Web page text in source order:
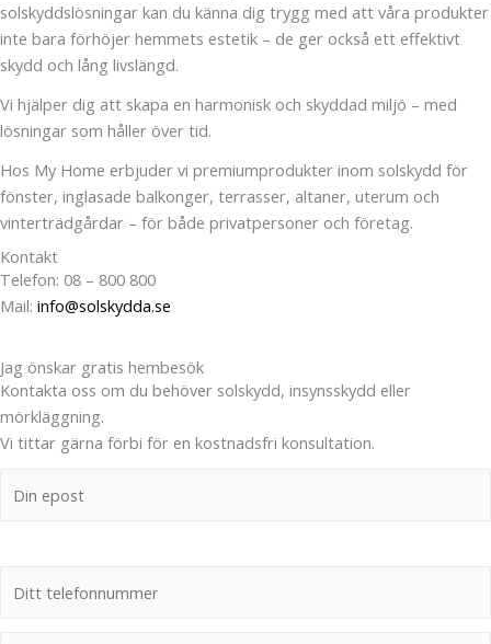
solskyddslösningar kan du känna dig trygg med att våra produkter
inte bara förhöjer hemmets estetik – de ger också ett effektivt
skydd och lång livslängd.
Vi hjälper dig att skapa en harmonisk och skyddad miljö – med
lösningar som håller över tid.
Hos My Home erbjuder vi premiumprodukter inom solskydd för
fönster, inglasade balkonger, terrasser, altaner, uterum och
vinterträdgårdar – för både privatpersoner och företag.
Kontakt
Telefon: 08 – 800 800
Mail: info@solskydda.se
Jag önskar gratis hembesök
Kontakta oss om du behöver solskydd, insynsskydd eller
mörkläggning.
Vi tittar gärna förbi för en kostnadsfri konsultation.